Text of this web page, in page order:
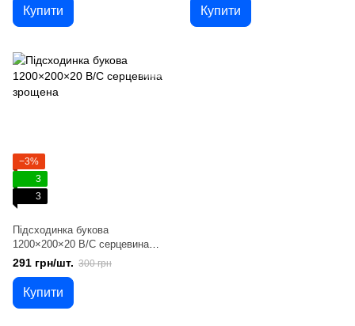
Купити Купити
−3%
3
3
Підсходинка букова
1200×200×20 B/C серцевина
зрощена
291 грн/шт. 300 грн
Купити